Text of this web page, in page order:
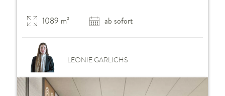
1089 m² ab sofort
LEONIE GARLICHS